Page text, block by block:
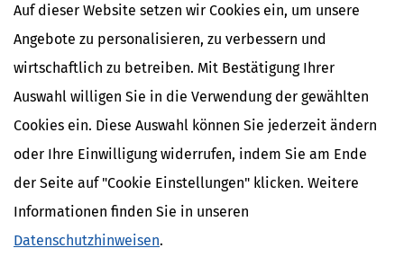
Auf dieser Website setzen wir Cookies ein, um unsere
Angebote zu personalisieren, zu verbessern und
wirtschaftlich zu betreiben. Mit Bestätigung Ihrer
Auswahl willigen Sie in die Verwendung der gewählten
Cookies ein. Diese Auswahl können Sie jederzeit ändern
oder Ihre Einwilligung widerrufen, indem Sie am Ende
der Seite auf "Cookie Einstellungen" klicken. Weitere
Informationen finden Sie in unseren
Datenschutzhinweisen.